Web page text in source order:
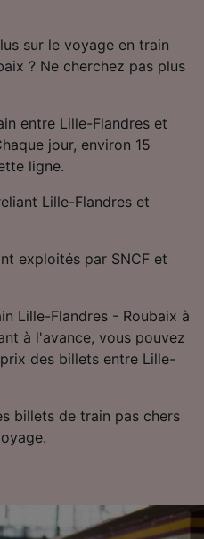
sur le voyage en train
? Ne cherchez pas plus
entre Lille-Flandres et
jour, environ 15
ligne.
Lille-Flandres et
exploités par SNCF et
Lille-Flandres - Roubaix à
à l'avance, vous pouvez
des billets entre Lille-
billets de train pas chers
de